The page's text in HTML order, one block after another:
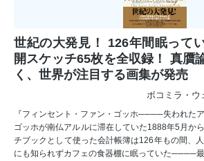
世紀の大発見！ 126年間眠って
開スケッチ65枚を全収録！ 真贋
く、世界が注目する画集が発売
ボコミラ・ウ
『フィンセント・ファン・ゴッホ────失われた
ゴッホが南仏アルルに滞在していた1888年5月か
チブックとして使った会計帳簿は126年もの間、
にも知られずカフェの食器棚に眠っていた────最